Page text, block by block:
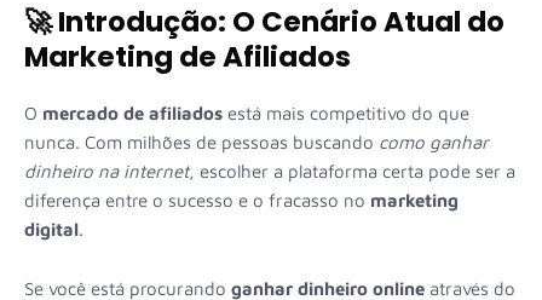
🚀 Introdução: O Cenário Atual do
Marketing de Afiliados
O mercado de afiliados está mais competitivo do que
nunca. Com milhões de pessoas buscando como ganhar
dinheiro na internet, escolher a plataforma certa pode ser a
diferença entre o sucesso e o fracasso no marketing
digital.
Se você está procurando ganhar dinheiro online através do